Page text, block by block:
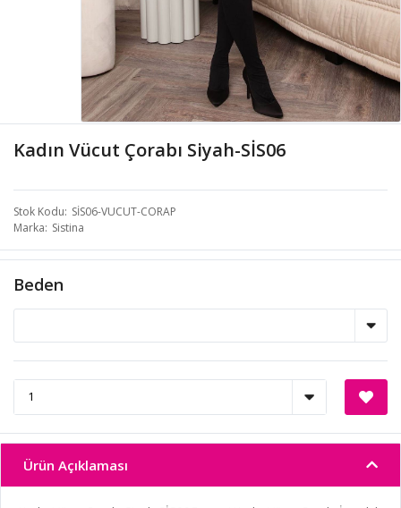
Kadın Vücut Çorabı Siyah-SİS06
Stok Kodu SİS06-VUCUT-CORAP
Marka Sistina
Beden
Ürün Açıklaması